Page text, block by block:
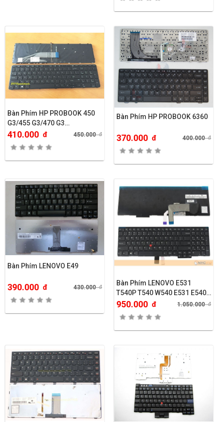
Bàn Phím HP PROBOOK 450
G3/455 G3/470 G3…
410.000 đ 450.000đ
Bàn Phím HP PROBOOK 6360
370.000 đ 400.000đ
Bàn Phím LENOVO E49
390.000 đ 430.000đ
Bàn Phím LENOVO E531
T540P T540 W540 E531 E540
L540
950.000 đ 1.050.000đ